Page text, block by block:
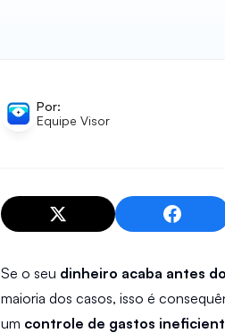
Por:
Equipe Visor
Se o seu dinheiro acaba antes
maioria dos casos, isso é
um controle de gastos